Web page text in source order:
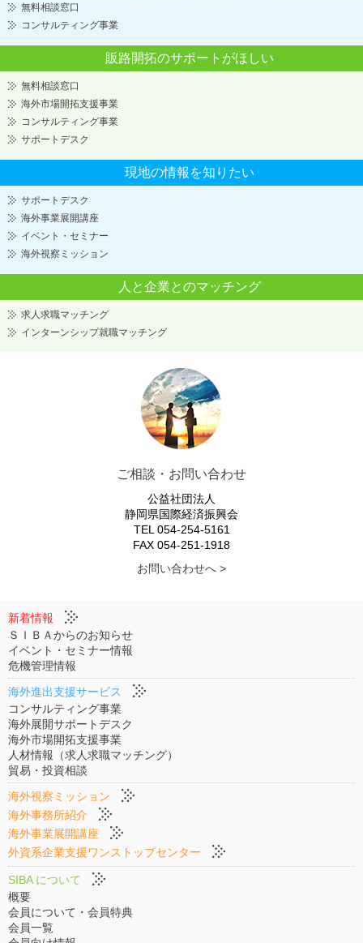
無料相談窓口
コンサルティング事業
販路開拓のサポートがほしい
無料相談窓口
海外市場開拓支援事業
コンサルティング事業
サポートデスク
現地の情報を知りたい
サポートデスク
海外事業展開講座
イベント・セミナー
海外視察ミッション
人と企業とのマッチング
求人求職マッチング
インターンシップ就職マッチング
ご相談・お問い合わせ
公益社団法人
静岡県国際経済振興会
TEL 054-254-5161
FAX 054-251-1918
お問い合わせへ >
新着情報
ＳＩＢＡからのお知らせ
イベント・セミナー情報
危機管理情報
海外進出支援サービス
コンサルティング事業
海外展開サポートデスク
海外市場開拓支援事業
人材情報（求人求職マッチング）
貿易・投資相談
海外視察ミッション
海外事務所紹介
海外事業展開講座
外資系企業支援ワンストップセンター
SIBA について
概要
会員について・会員特典
会員一覧